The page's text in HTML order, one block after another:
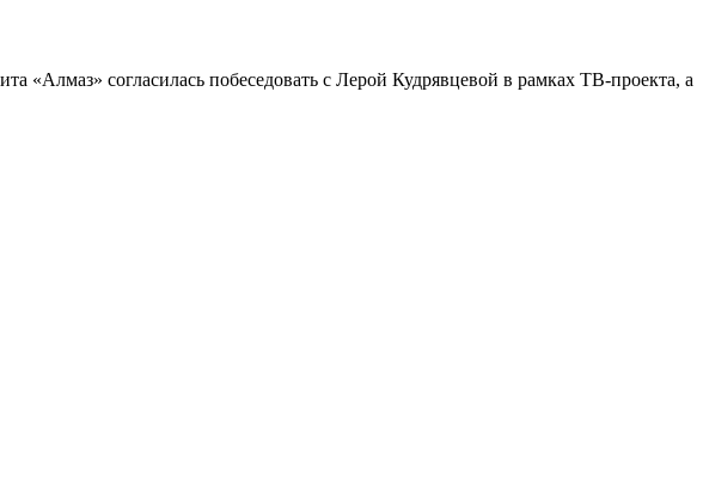
согласилась побеседовать с Лерой Кудрявцевой в рамках ТВ-проекта, а